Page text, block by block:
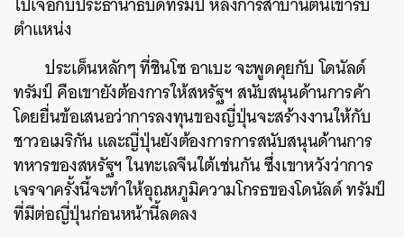
ตำแหน่ง
ประเด็นหลักๆ ที่ชินโซ อาเบะ จะพูดคุยกับ โดนัลด์
ทรัมป์ คือเขายังต้องการให้สหรัฐฯ สนับสนุนด้านการค้า
โดยยื่นข้อเสนอว่าการลงทุนของญี่ปุ่นจะสร้างงานให้กับ
ชาวอเมริกัน และญี่ปุ่นยังต้องการการสนับสนุนด้านการ
ทหารของสหรัฐฯ ในทะเลจีนใต้เช่นกัน ซึ่งเขาหวังว่าการ
เจรจาครั้งนี้จะทำให้อุณหภูมิความโกรธของโดนัลด์ ทรัมป์
ที่มีต่อญี่ปุ่นก่อนหน้านี้ลดลง